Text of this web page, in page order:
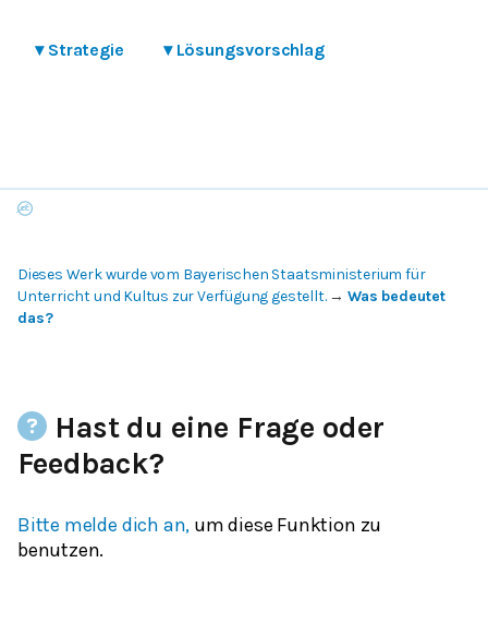
▾ Strategie ▾ Lösungsvorschlag
Dieses Werk wurde vom Bayerischen Staatsministerium für
Unterricht und Kultus zur Verfügung gestellt.→ Was bedeutet
das?
Hast du eine Frage oder
Feedback?
Bitte melde dich an, um diese Funktion zu
benutzen.